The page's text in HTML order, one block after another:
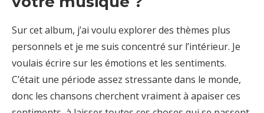
Sur cet album, j’ai voulu explorer des thèmes plus
personnels et je me suis concentré sur l’intérieur. Je
voulais écrire sur les émotions et les sentiments.
C’était une période assez stressante dans le monde,
donc les chansons cherchent vraiment à apaiser ces